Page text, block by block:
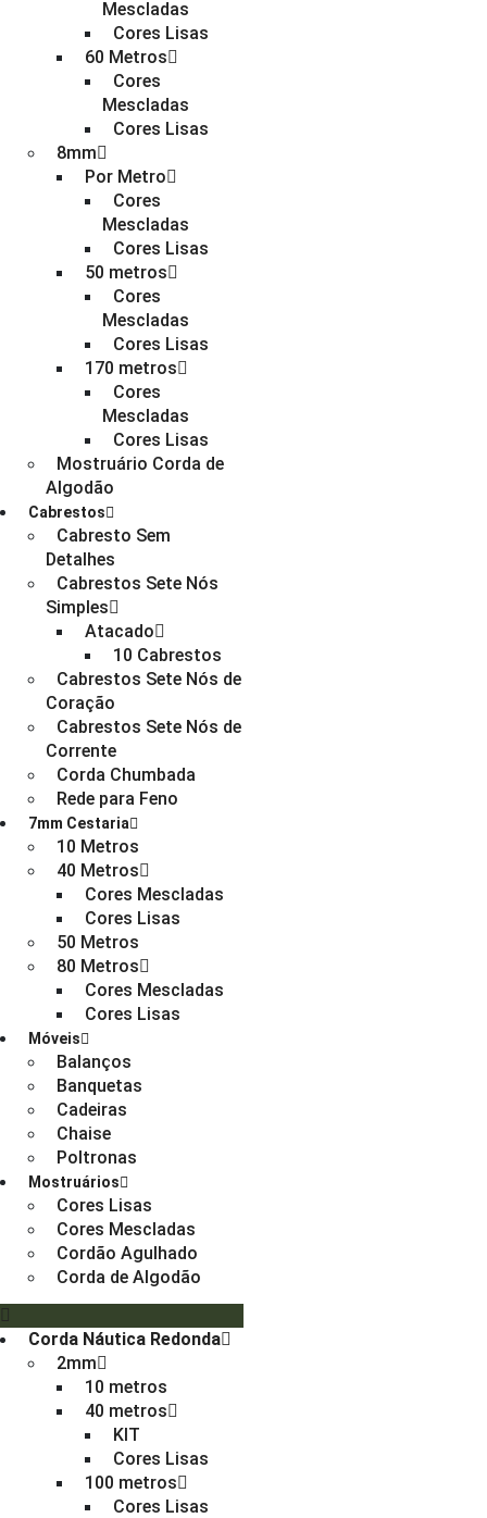
Mescladas
Cores Lisas
60 Metros
Cores
Mescladas
Cores Lisas
8mm
Por Metro
Cores
Mescladas
Cores Lisas
50 metros
Cores
Mescladas
Cores Lisas
170 metros
Cores
Mescladas
Cores Lisas
Mostruário Corda de
Algodão
Cabrestos
Cabresto Sem
Detalhes
Cabrestos Sete Nós
Simples
Atacado
10 Cabrestos
Cabrestos Sete Nós de
Coração
Cabrestos Sete Nós de
Corrente
Corda Chumbada
Rede para Feno
7mm Cestaria
10 Metros
40 Metros
Cores Mescladas
Cores Lisas
50 Metros
80 Metros
Cores Mescladas
Cores Lisas
Móveis
Balanços
Banquetas
Cadeiras
Chaise
Poltronas
Mostruários
Cores Lisas
Cores Mescladas
Cordão Agulhado
Corda de Algodão
Corda Náutica Redonda
2mm
10 metros
40 metros
KIT
Cores Lisas
100 metros
Cores Lisas